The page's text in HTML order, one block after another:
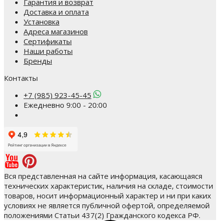
Гарантия и возврат
Доставка и оплата
Установка
Адреса магазинов
Сертификаты
Наши работы
Бренды
Контакты
+7 (985) 923-45-45
Ежедневно 9:00 - 20:00
Вся представленная на сайте информация, касающаяся
технических характеристик, наличия на складе, стоимости
товаров, носит информационный характер и ни при каких
условиях не является публичной офертой, определяемой
положениями Статьи 437(2) Гражданского кодекса РФ.